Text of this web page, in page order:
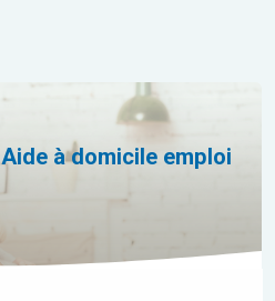
à domicile emploi